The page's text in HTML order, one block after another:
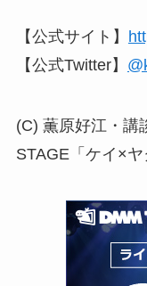
【公式サイト】
【公式Twitter】
(C) 薫原好江・講
STAGE「ケイ×ヤ